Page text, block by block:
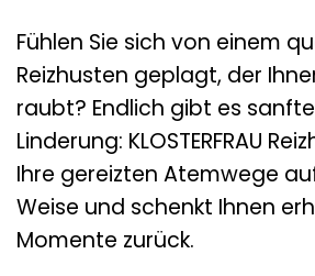
Fühlen Sie sich von einem
Reizhusten geplagt, der
raubt? Endlich gibt es
Linderung: KLOSTERFRAU
Ihre gereizten Atemwege
Weise und schenkt Ihnen
Momente zurück.